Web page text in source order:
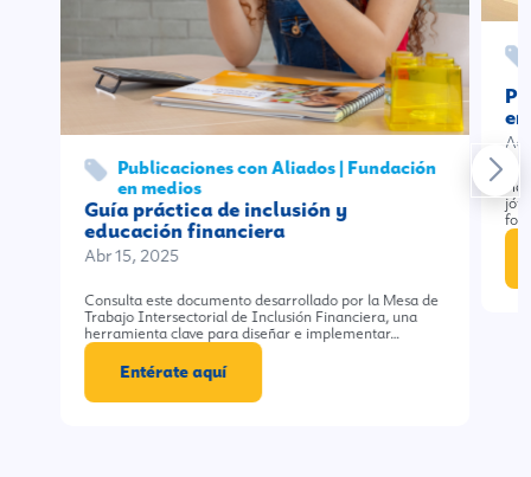
Publicaciones con Aliados | Fundación
en medios
Guía práctica de inclusión y
educación financiera
Abr 15, 2025
Consulta este documento desarrollado por la Mesa de
Trabajo Intersectorial de Inclusión Financiera, una
herramienta clave para diseñar e implementar…
Entérate aquí